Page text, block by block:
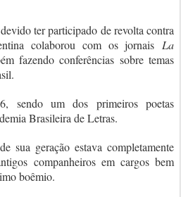
ter participado de revolta contra
colaborou com os jornais La
fazendo conferências sobre temas
sendo um dos primeiros poetas
Brasileira de Letras.
sua geração estava completamente
companheiros em cargos bem
boêmio.